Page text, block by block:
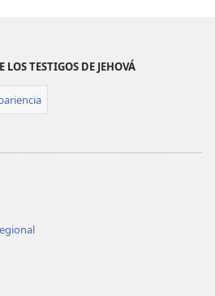
la vidala vida
TESTIGOS DE JEHOVÁ